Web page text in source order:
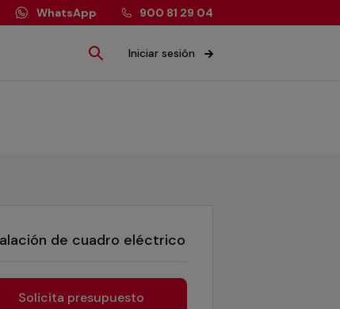
WhatsApp 900 81 29 04
Iniciar sesión
de cuadro eléctrico
Solicita presupuesto